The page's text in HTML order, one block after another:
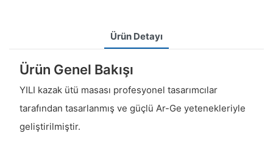
Ürün Detayı
Ürün Genel Bakışı
YILI kazak ütü masası profesyonel tasarımcılar
tarafından tasarlanmış ve güçlü Ar-Ge yetenekleriyle
geliştirilmiştir.